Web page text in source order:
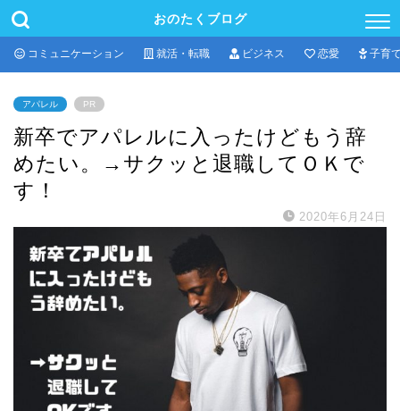
おのたくブログ
コミュニケーション 就活・転職 ビジネス 恋愛 子育
アパレル PR
新卒でアパレルに入ったけどもう辞
めたい。→サクッと退職してＯＫで
す！
2020年6月24日